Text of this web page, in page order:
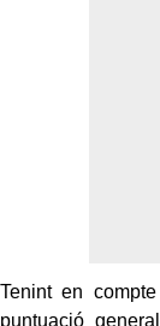
Tenint en
puntuació